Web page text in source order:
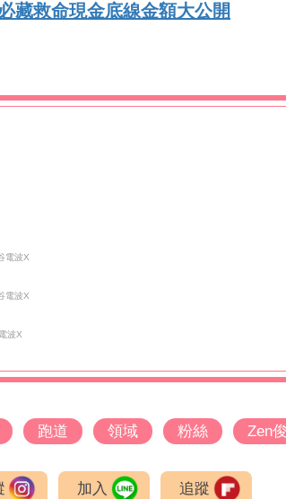
藏救命現金底線金額大公開
電波X
電波X
波X
跑道 領域 粉絲 Zen
加入 追蹤